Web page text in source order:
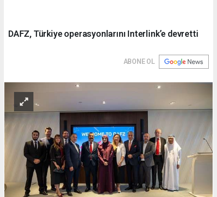
DAFZ, Türkiye operasyonlarını Interlink’e devretti
ABONE OL